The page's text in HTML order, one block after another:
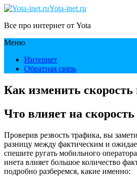
Yota-inet.ru
Все про интернет от Yota
Меню
Интернет
Обратная связь
Как изменить
Что влияет на
Проверив резвость трафика, вы
разницу между фактическим и
спешите ругать мобильного
инета влияет большое количество
подробно разберемся, какие именно: